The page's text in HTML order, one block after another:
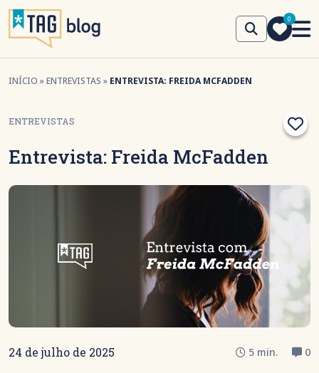
0
INÍCIO »ENTREVISTAS » ENTREVISTA: FREIDA MCFADDEN
ENTREVISTAS
Entrevista: Freida McFadden
24 de julho de 2025 5 min. 0